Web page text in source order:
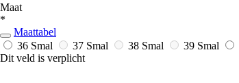
Maat
*
Maattabel
36 Smal
37 Smal 38 Smal 39 Smal
Dit veld is verplicht